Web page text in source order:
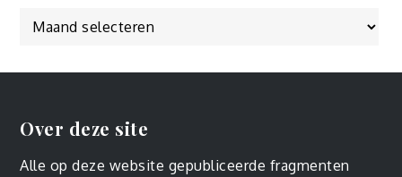
Over deze site
Alle op deze website gepubliceerde fragmenten